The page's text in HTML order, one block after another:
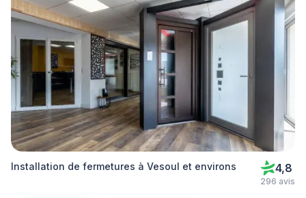
Installation de fermetures à Vesoul et environs 4,8
296 avis